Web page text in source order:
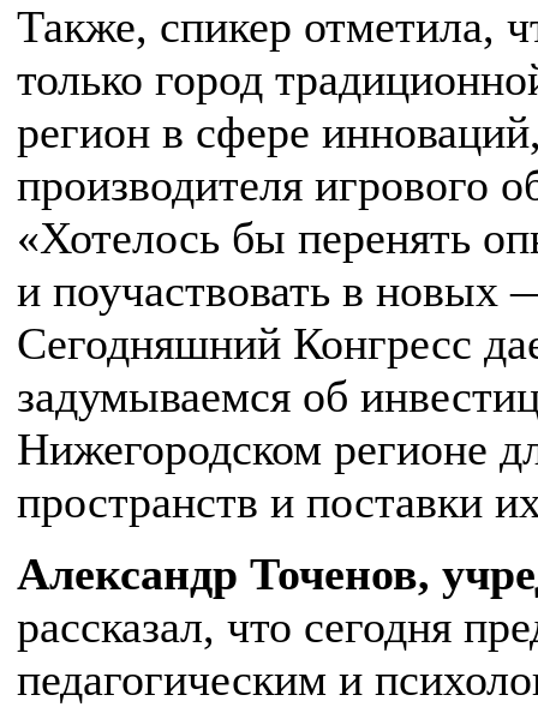
Также, спикер отметила,
только город
регион в сфере
производителя игрового
«Хотелось бы перенять
и поучаствовать в
Сегодняшний Конгресс
задумываемся об
Нижегородском регионе
пространств и поставки
Александр Точенов,
рассказал, что сегодня
педагогическим и